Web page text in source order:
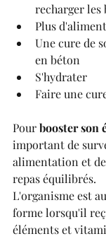
recharger les
Plus
Une cure de
en béton
S'hydrater
Faire une
Pour booster son
important de
alimentation et
repas équilibrés.
L'organisme est
forme lorsqu'il
éléments et